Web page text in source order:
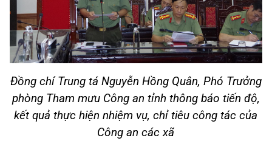
Đồng chí Trung tá Nguyễn Hồng Quân, Phó Trưởng
phòng Tham mưu Công an tỉnh thông báo tiến độ,
kết quả thực hiện nhiệm vụ, chỉ tiêu công tác của
Công an các xã